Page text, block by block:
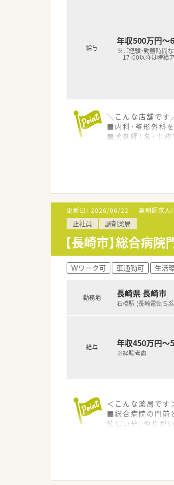
給与
年収500万円～
※ご経験・勤務時間
17：00以降は時給
╲こんな店舗です
■内科・整形外科
■薬剤師1名・事務
■全国に470店舗
年間100店舗拡大
母体のホールデ
■産育休復帰率が
■毎年10名前後の
■ピッキングシス
■ドミナント展開
■サプリメントや
＜休暇・フォロー
■年間休日は122
■有給休暇は入社
それ以降も毎年
■残業時間は平均
■2～3店舗に1名
■一薬剤師から管
在宅・セルフメ
■最短で20代後
■研修制度も充実
更新日： 2026/06/22 薬剤師求人
正社員 調剤薬局
【長崎市】総合病
Ｗワーク可 車通勤可 生活
勤務地 長崎県 長崎市
石橋駅 (長崎電軌５
給与 年収450万円～
※経験考慮
＜こんな薬局です
■総合病院の門前
忙しい分、やりが
■佐賀県を中心に
■今後の業界の方
防止システム全店